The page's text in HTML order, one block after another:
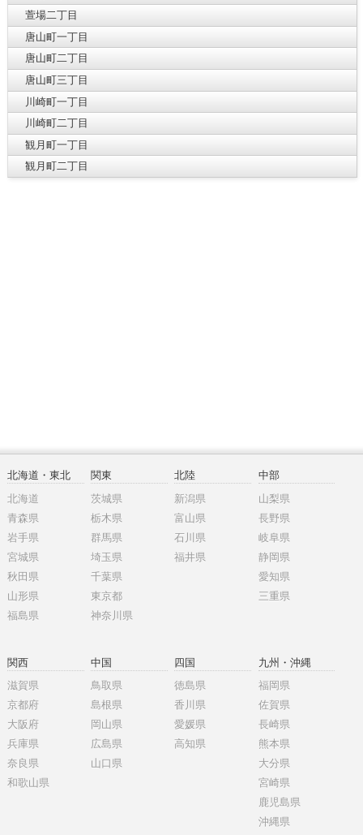
萱場二丁目
唐山町一丁目
唐山町二丁目
唐山町三丁目
川崎町一丁目
川崎町二丁目
観月町一丁目
観月町二丁目
北海道・東北
北海道
青森県
岩手県
宮城県
秋田県
山形県
福島県
関東
茨城県
栃木県
群馬県
埼玉県
千葉県
東京都
神奈川県
北陸
新潟県
富山県
石川県
福井県
中部
山梨県
長野県
岐阜県
静岡県
愛知県
三重県
関西
滋賀県
京都府
大阪府
兵庫県
奈良県
和歌山県
中国
鳥取県
島根県
岡山県
広島県
山口県
四国
徳島県
香川県
愛媛県
高知県
九州・沖縄
福岡県
佐賀県
長崎県
熊本県
大分県
宮崎県
鹿児島県
沖縄県